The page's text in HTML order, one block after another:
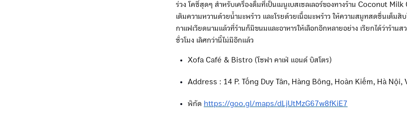
ร่วง โคซี่สุดๆ สำหรับเครื่องดื่มที่เป็นเมนูเบสเซลเลอร์ของทางร้าน Coconut
เติมความหวานด้วยน้ำมะพร้าว และโรยด้วยเนื้อมะพร้าว ให้ความสมูทสดชื่นเต็มสิ
กาแฟเวียดนามแล้วที่ร้านก็มีขนมและอาหารให้เลือกอีกหลายอย่าง เรียกได้ว่าร้าน
ชั่วโมง เลิศกว่านี้ไม่มีอีกแล้ว
Xofa Café & Bistro (โซฟา คาเฟ่ แอนด์ บิสโตร)
Address : 14 P. Tống Duy Tân, Hàng Bông, Hoàn Kiếm, Hà Nội,
พิกัด https://goo.gl/maps/dLjUtMzG67w8fKiE7